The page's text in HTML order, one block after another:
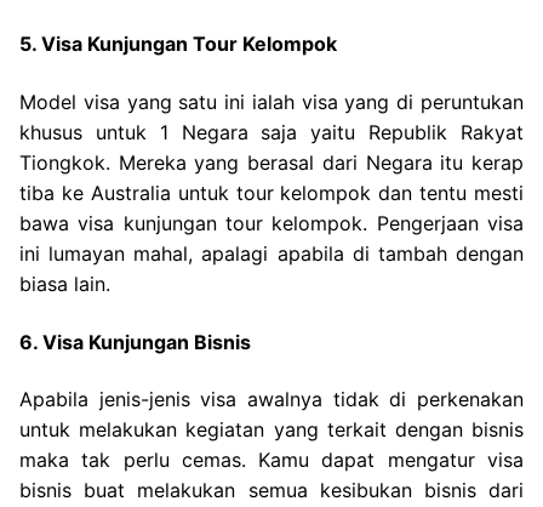
5. Visa Kunjungan Tour Kelompok
Model visa yang satu ini ialah visa yang di peruntukan
khusus untuk 1 Negara saja yaitu Republik Rakyat
Tiongkok. Mereka yang berasal dari Negara itu kerap
tiba ke Australia untuk tour kelompok dan tentu mesti
bawa visa kunjungan tour kelompok. Pengerjaan visa
ini lumayan mahal, apalagi apabila di tambah dengan
biasa lain.
6. Visa Kunjungan Bisnis
Apabila jenis-jenis visa awalnya tidak di perkenakan
untuk melakukan kegiatan yang terkait dengan bisnis
maka tak perlu cemas. Kamu dapat mengatur visa
bisnis buat melakukan semua kesibukan bisnis dari